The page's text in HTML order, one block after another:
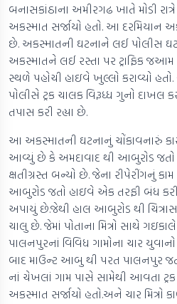
બનાસકાંઠાના અમીરગઢ ખાતે મોડી
અકસ્માત સર્જાયો હતો. આ દરમિયાન
છે. અકસ્માતની ઘટનાને લઈ પોલીસ
અકસ્માતને લઈ રસ્તા પર ટ્રાફિક જઆમ
સ્થળે પહોચી હાઇવે ખુલ્લો કરાવ્યો
પોલીસે ટ્રક ચાલક વિરૂધ્ધ ગુનો દાખલ
તપાસ કરી રહ્યા છે.
આ અકસ્માતની ઘટનાનું ચોંકાવનારું
આવ્યું છે કે અમદાવાદ થી આબુરોડ જતો
ક્ષતીગ્રસ્ત બન્યો છે. જેના રીપેરીંગનું
આબુરોડ જતો હાઇવે એક તરફી બંધ કરી
અપાયું છે.જેથી હાલ આબુરોડ થી
ચાલુ છે. જેમાં પોતાના મિત્રો સાથે
પાલનપુરનાં વિવિધ ગામોના ચાર
બાદ માઉન્ટ આબુ થી પરત પાલનપુર
નાં ચેખલાં ગામ પાસે સામેથી આવતા
અકસ્માત સર્જાયો હતો.અને ચાર મિત્રો